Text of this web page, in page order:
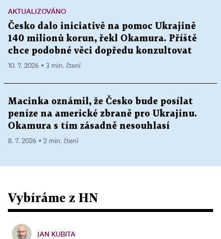
AKTUALIZOVÁNO
Česko dalo iniciativě na pomoc Ukrajině
140 milionů korun, řekl Okamura. Příště
chce podobné věci dopředu konzultovat
10. 7. 2026 ▪ 3 min. čtení
Macinka oznámil, že Česko bude posílat
peníze na americké zbraně pro Ukrajinu.
Okamura s tím zásadně nesouhlasí
8. 7. 2026 ▪ 2 min. čtení
Vybíráme z HN
JAN KUBITA